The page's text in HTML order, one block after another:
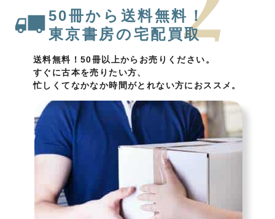
50冊から送料無料！
東京書房の宅配買取
送料無料！50冊以上からお売りください。
すぐに古本を売りたい方、
忙しくてなかなか時間がとれない方におススメ。